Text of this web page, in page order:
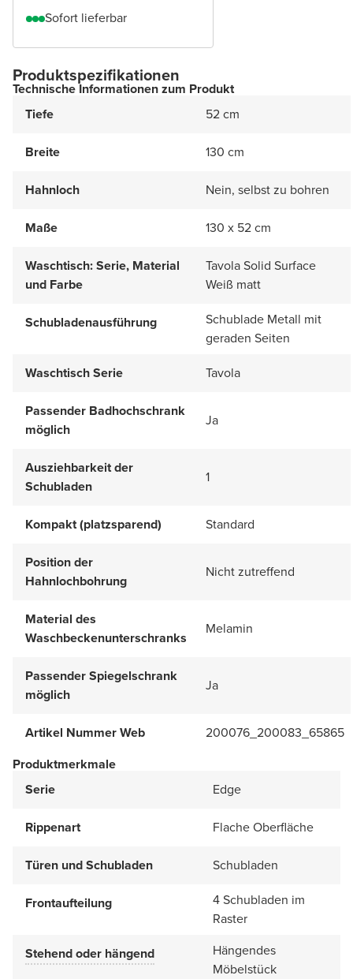
Sofort lieferbar
Produktspezifikationen
Technische Informationen zum Produkt
Tiefe
52 cm
Breite 130 cm
Hahnloch Nein, selbst zu bohren
Maße 130 x 52 cm
Waschtisch: Serie, Material
und Farbe
Tavola Solid Surface
Weiß matt
Schubladenausführung
Schublade Metall mit
geraden Seiten
Waschtisch Serie
Tavola
Passender Badhochschrank
möglich
Ja
Ausziehbarkeit der
Schubladen
1
Kompakt (platzsparend) Standard
Position der
Hahnlochbohrung
Nicht zutreffend
Material des
Waschbeckenunterschranks
Melamin
Passender Spiegelschrank
möglich
Ja
Artikel Nummer Web
200076_200083_65865
Produktmerkmale
Serie
Edge
Rippenart Flache Oberfläche
Türen und Schubladen Schubladen
Frontaufteilung
4 Schubladen im
Raster
Stehend oder hängend
Hängendes
Möbelstück